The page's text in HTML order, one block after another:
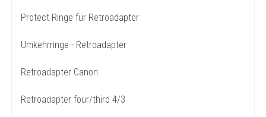
Protect Ringe für Retroadapter
Umkehrringe - Retroadapter
Retroadapter Canon
Retroadapter four/third 4/3